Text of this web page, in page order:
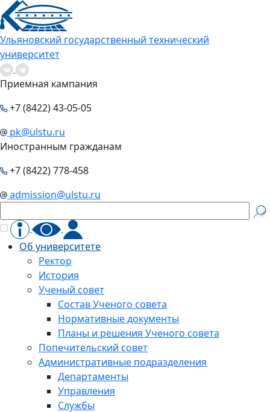
Ульяновский государственный технический
университет
Приемная кампания
+7 (8422) 43-05-05
pk@ulstu.ru
Иностранным гражданам
+7 (8422) 778-458
admission@ulstu.ru
Об университете
Ректор
История
Ученый совет
Состав Ученого совета
Нормативные документы
Планы и решения Ученого совета
Попечительский совет
Административные подразделения
Департаменты
Управления
Службы